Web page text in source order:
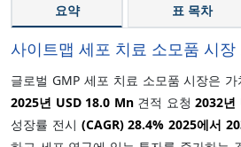
요약 표 목차
사이트맵 세포 치료 소모품 시장
글로벌 GMP 세포 치료 소모품 시장은
2025년 USD 18.0 Mn견적 요청2032년
성장률 전시 (CAGR)28.4% 2025에서